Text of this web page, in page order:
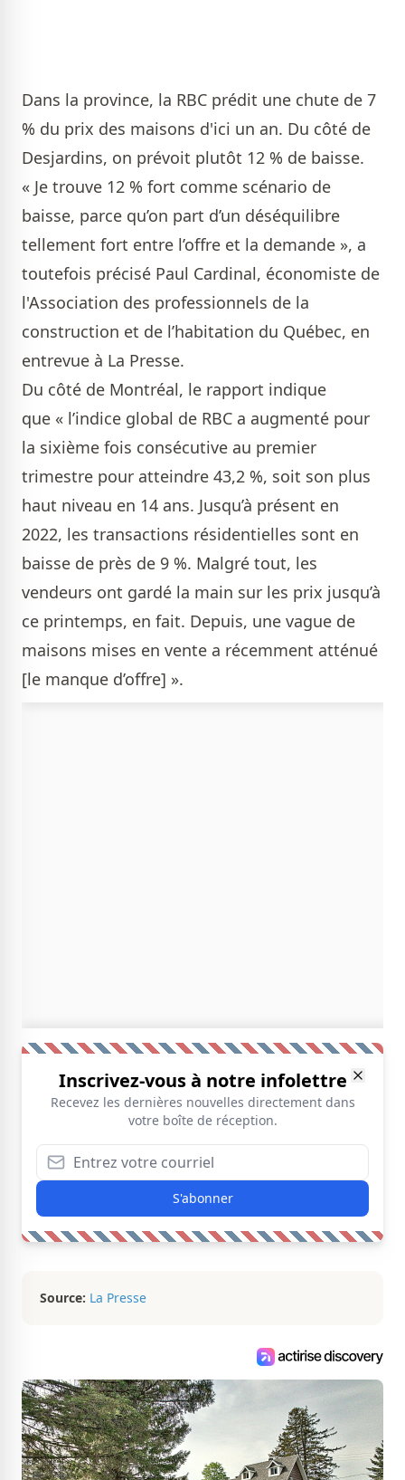
Dans la province, la RBC prédit une chute de 7
% du prix des maisons d'ici un an. Du côté de
Desjardins, on prévoit plutôt 12 % de baisse.
« Je trouve 12 % fort comme scénario de
baisse, parce qu’on part d’un déséquilibre
tellement fort entre l’offre et la demande », a
toutefois précisé Paul Cardinal, économiste de
l'Association des professionnels de la
construction et de l’habitation du Québec, en
entrevue à La Presse.
Du côté de Montréal, le rapport indique
que « l’indice global de RBC a augmenté pour
la sixième fois consécutive au premier
trimestre pour atteindre 43,2 %, soit son plus
haut niveau en 14 ans. Jusqu’à présent en
2022, les transactions résidentielles sont en
baisse de près de 9 %. Malgré tout, les
vendeurs ont gardé la main sur les prix jusqu’à
ce printemps, en fait. Depuis, une vague de
maisons mises en vente a récemment atténué
[le manque d’offre] ».
Inscrivez-vous à notre infolettre
Recevez les dernières nouvelles directement dans
votre boîte de réception.
S'abonner
Source: La Presse